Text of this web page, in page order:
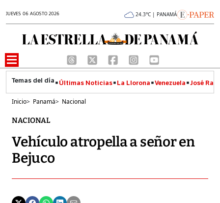
JUEVES 06 AGOSTO 2026 24.3°C | PANAMÁ
Últimas Noticias La Llorona Venezuela José
Inicio> Panamá> Nacional
NACIONAL
Vehículo atropella a señor en
Bejuco